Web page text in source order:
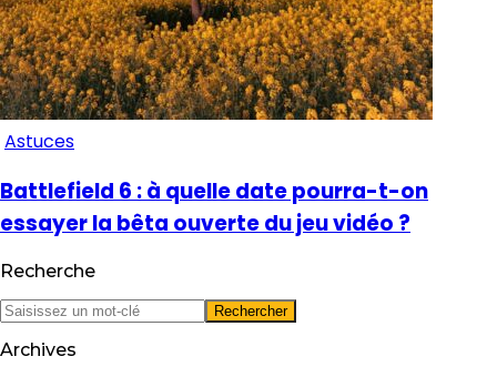
Astuces
Battlefield 6 : à quelle date pourra-t-on
essayer la bêta ouverte du jeu vidéo ?
Recherche
Archives